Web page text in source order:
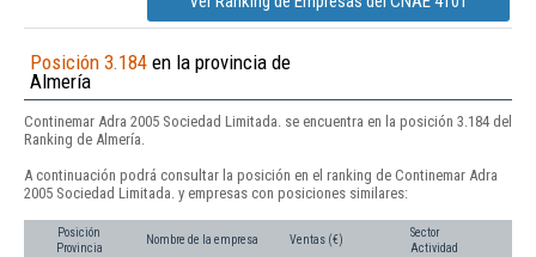
Posición 3.184 en la provincia de
Almería
Continemar Adra 2005 Sociedad Limitada. se encuentra en la posición 3.184 del
Ranking de Almería.
A continuación podrá consultar la posición en el ranking de Continemar Adra
2005 Sociedad Limitada. y empresas con posiciones similares:
Posición
Provincia
Nombre de la empresa Ventas (€)
Sector
Actividad